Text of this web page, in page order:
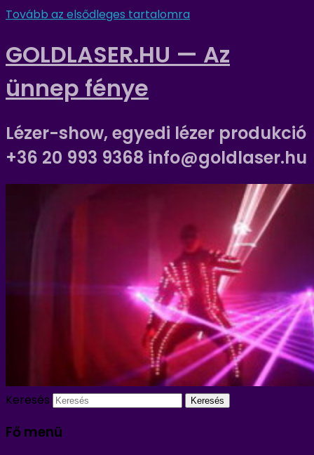
Tovább az elsődleges tartalomra
GOLDLASER.HU — Az
ünnep fénye
Lézer-show, egyedi lézer produkció
+36 20 993 9368 info@goldlaser.hu
Keresés
Fő menü